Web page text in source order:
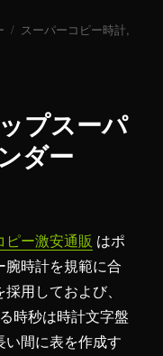
タ
スーパーコピー時計,
プスーパ
ダー
ピー激安通販 はポ
腕時計を規範に合
用しておよび、
時秒は時計文字盤
い間に表を作成す